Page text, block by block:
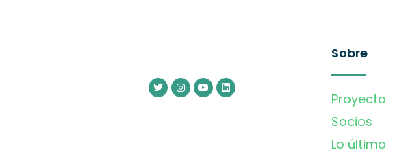
Sobre
Proyecto
Socios
Lo último